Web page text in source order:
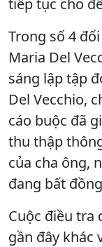
tiếp tục cho
Trong số 4
Maria Del
sáng lập tập
Del Vecchio,
cáo buộc đã
thu thập
của cha ông,
đang bất
Cuộc điều tra
gần đây khác